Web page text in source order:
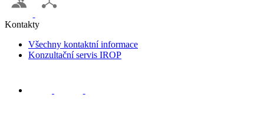
Kontakty
Všechny kontaktní informace
Konzultační servis IROP